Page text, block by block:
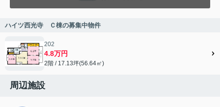
ハイツ西光寺 Ｃ棟の募集中物件
202
4.8万円
2階 / 17.13坪(56.64㎡)
周辺施設